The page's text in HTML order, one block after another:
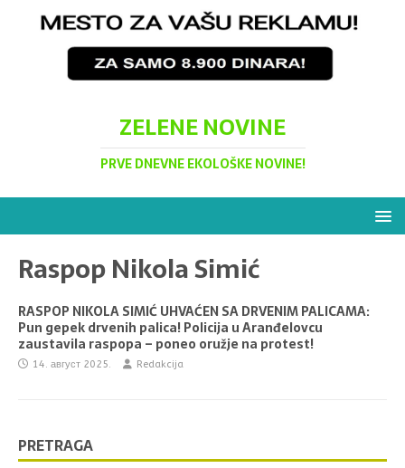
ZELENE NOVINE
PRVE DNEVNE EKOLOŠKE NOVINE!
Raspop Nikola Simić
RASPOP NIKOLA SIMIĆ UHVAĆEN SA DRVENIM PALICAMA:
Pun gepek drvenih palica! Policija u Aranđelovcu
zaustavila raspopa – poneo oružje na protest!
14. август 2025. Redakcija
PRETRAGA